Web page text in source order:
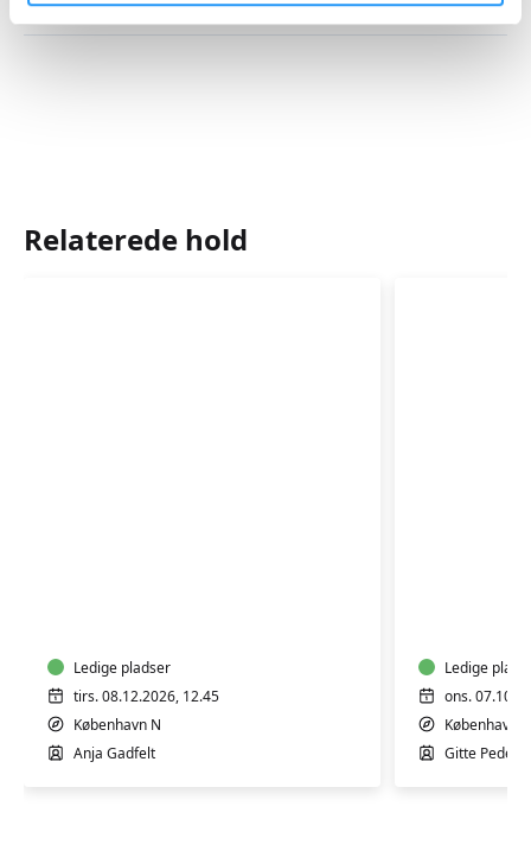
Mødegange
Relaterede hold
Ledige pladser
tirs. 08.12.2026, 12.45
København N
Anja Gadfelt
Ledige
ons.
København Ø
Gitte